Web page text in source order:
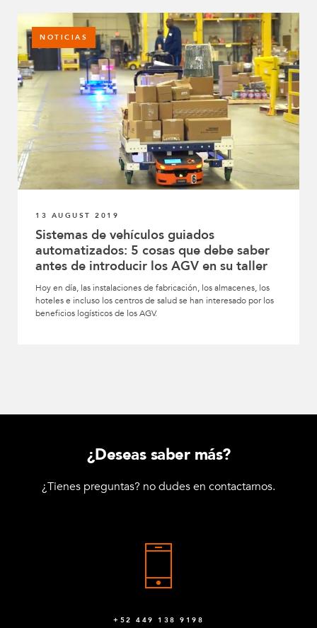
NOTICIAS
13 AUGUST 2019
Sistemas de vehículos guiados
automatizados: 5 cosas que debe saber
antes de introducir los AGV en su taller
Hoy en día, las instalaciones de fabricación, los almacenes, los
hoteles e incluso los centros de salud se han interesado por los
beneficios logísticos de los AGV.
¿Deseas saber más?
¿Tienes preguntas? no dudes en contactarnos.
+52 449 138 9198